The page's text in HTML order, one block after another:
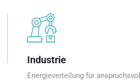
Industrie
Energieverteilung für